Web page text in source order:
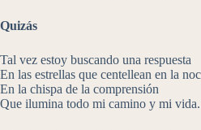
Quizás
Tal vez estoy buscando una respuesta
En las estrellas que centellean en la
En la chispa de la comprensión
Que ilumina todo mi camino y mi vida.